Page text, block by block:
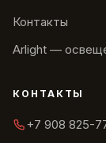
Контакты
Arlight —
КОНТАКТЫ
+7 908 825-